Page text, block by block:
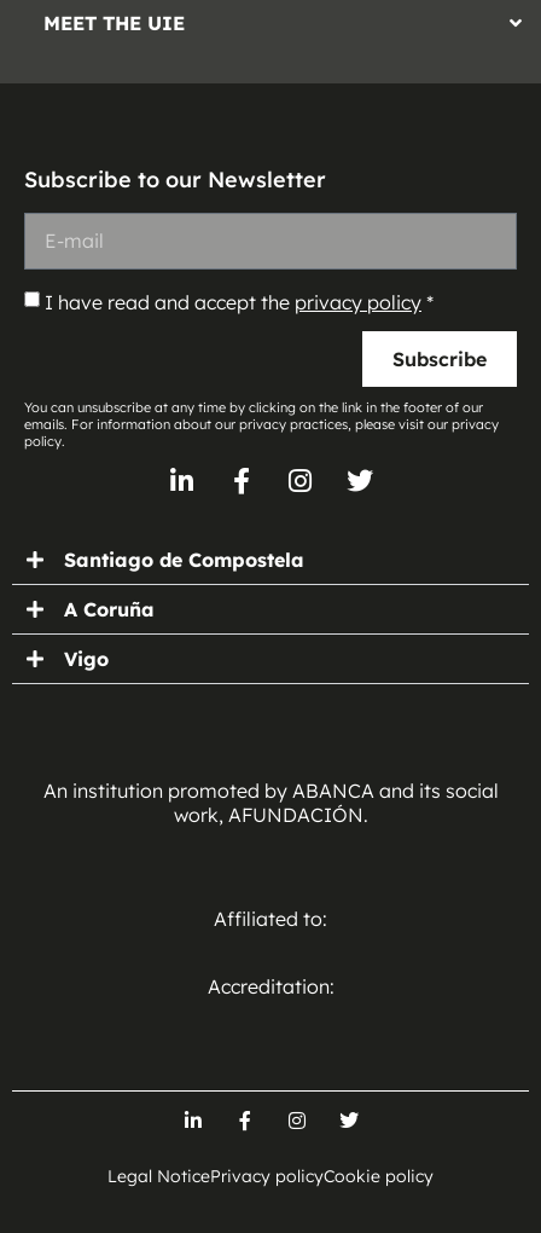
MEET THE UIE
Subscribe to our Newsletter
I have read and accept the privacy policy *
Subscribe
You can unsubscribe at any time by clicking on the link in the footer of our
emails. For information about our privacy practices, please visit our privacy
policy.
Santiago de Compostela
A Coruña
Vigo
An institution promoted by ABANCA and its social
work, AFUNDACIÓN.
Affiliated to:
Accreditation:
Legal NoticePrivacy policyCookie policy